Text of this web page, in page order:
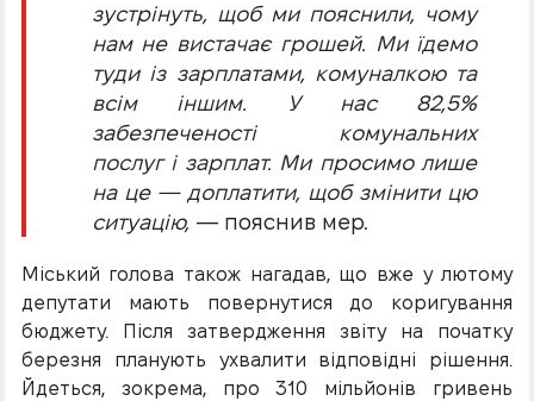
зустрінуть, щоб ми пояснили, чому
нам не вистачає грошей. Ми їдемо
туди із зарплатами, комуналкою та
всім іншим. У нас 82,5%
забезпеченості комунальних
послуг і зарплат. Ми просимо лише
на це — доплатити, щоб змінити цю
ситуацію, — пояснив мер.
Міський голова також нагадав, що вже у лютому
депутати мають повернутися до коригування
бюджету. Після затвердження звіту на початку
березня планують ухвалити відповідні рішення.
Йдеться, зокрема, про 310 мільйонів гривень